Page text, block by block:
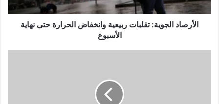
الأرصاد الجوية: تقلبات ربيعية وانخفاض الحرارة حتى نهاية
الأسبوع